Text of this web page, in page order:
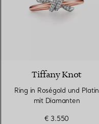
Tiffany Knot
Ring in Roségold und Platin
mit Diamanten
€ 3.550